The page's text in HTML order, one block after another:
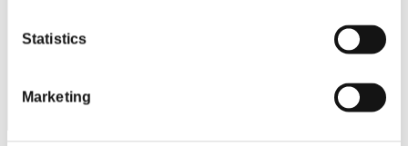
Statistics
Marketing